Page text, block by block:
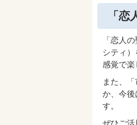
「
「恋人
シティ
感覚で楽
また、
か、今
す。
ぜひご活